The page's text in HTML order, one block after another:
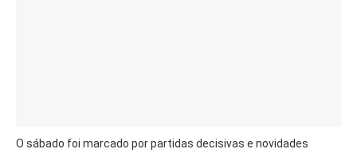
O sábado foi marcado por partidas decisivas e novidades